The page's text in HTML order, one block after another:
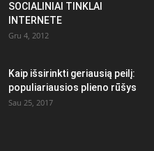
SOCIALINIAI TINKLAI
INTERNETE
Gru 4, 2012
Kaip išsirinkti geriausią peilį:
populiariausios plieno rūšys
Sau 25, 2017